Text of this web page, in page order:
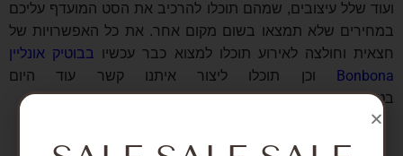
ועוד שלל עיצובים, שמהם תוכלו להרכיב את הסט המועדף עליכם
במחירים שלא תמצאו בשום מקום אחר. את כל האפשרויות של
חצאית וחולצה לאירוע תוכלו למצוא כבר עכשיו
בבוטיק אונליין
Bonbona וכן תוכלו ליצור איתנו קשר עוד היום
בטלפון0503868584
.